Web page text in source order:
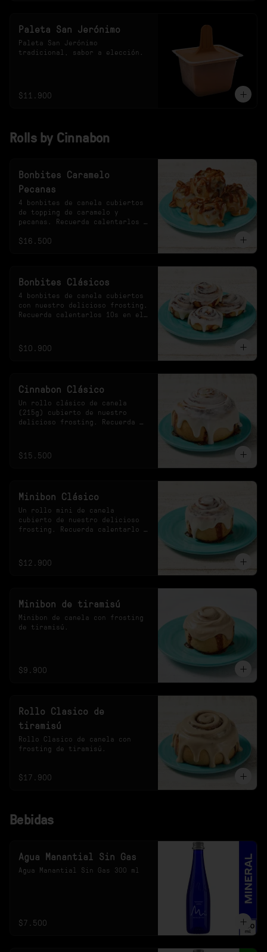
Paleta San Jerónimo
Paleta San Jerónimo
tradicional, sabor a elección.
$11.900
Rolls by Cinnabon
Bonbites Caramelo
Pecanas
4 bonbites de canela cubiertos
de topping de caramelo y
pecanas. Recuerda calentarlos
$16.500
Bonbites Clásicos
4 bonbites de canela cubiertos
con nuestro delicioso frosting.
Recuerda calentarlos 10s en el
$10.900
Cinnabon Clásico
Un rollo clásico de canela
(215g) cubierto de nuestro
delicioso frosting. Recuerda
$15.500
Minibon Clásico
Un rollo mini de canela
cubierto de nuestro delicioso
frosting. Recuerda calentarlo
$12.900
Minibon de tiramisú
Minibon de canela con frosting
de tiramisú.
$9.900
Rollo Clasico de
tiramisú
Rollo Clasico de canela con
frosting de tiramisú.
$17.900
Bebidas
Agua Manantial Sin Gas
Agua Manantial Sin Gas 300 ml
$7.500